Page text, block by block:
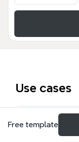
Use cases
Research
Free template